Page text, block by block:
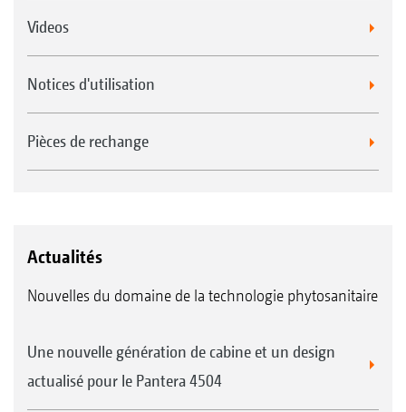
Videos
Notices d'utilisation
Pièces de rechange
Actualités
Nouvelles du domaine de la technologie phytosanitaire
Une nouvelle génération de cabine et un design
actualisé pour le Pantera 4504